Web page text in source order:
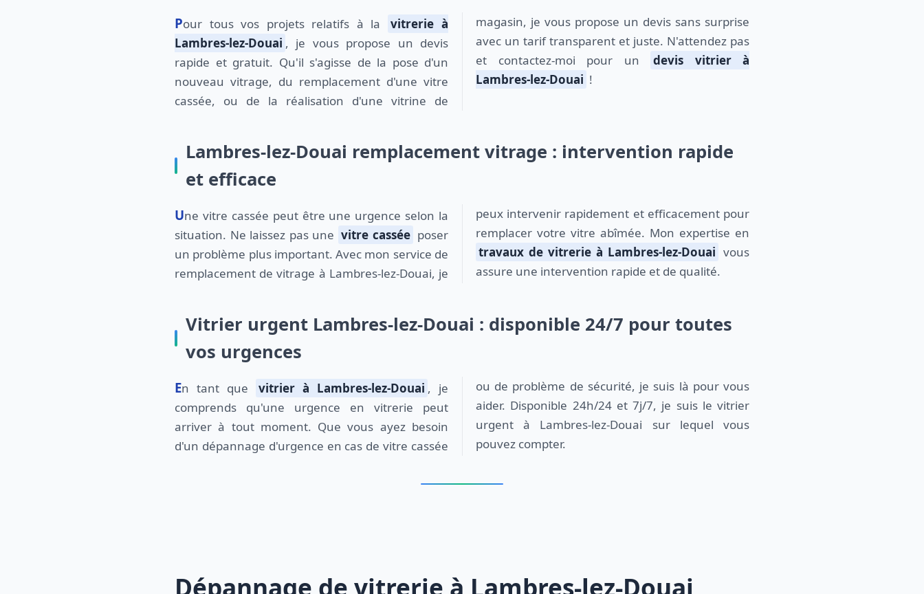
Pour tous vos projets relatifs à la
vitrerie à
Lambres-lez-Douai , je vous propose un devis
rapide et gratuit. Qu'il s'agisse de la pose d'un
nouveau vitrage, du remplacement d'une vitre
cassée, ou de la réalisation d'une vitrine de
magasin, je vous propose un devis sans surprise
avec un tarif transparent et juste. N'attendez pas
et contactez-moi pour un
devis vitrier à
Lambres-lez-Douai !
Lambres-lez-Douai remplacement vitrage : intervention rapide
et efficace
Une vitre cassée peut être une urgence selon la
situation. Ne laissez pas une vitre cassée poser
un problème plus important. Avec mon service de
remplacement de vitrage à Lambres-lez-Douai, je
peux intervenir rapidement et efficacement pour
remplacer votre vitre abîmée. Mon expertise en
travaux de vitrerie à Lambres-lez-Douai vous
assure une intervention rapide et de qualité.
Vitrier urgent Lambres-lez-Douai : disponible 24/7 pour toutes
vos urgences
En tant que vitrier à Lambres-lez-Douai , je
comprends qu'une urgence en vitrerie peut
arriver à tout moment. Que vous ayez besoin
d'un dépannage d'urgence en cas de vitre cassée
ou de problème de sécurité, je suis là pour vous
aider. Disponible 24h/24 et 7j/7, je suis le vitrier
urgent à Lambres-lez-Douai sur lequel vous
pouvez compter.
Dépannage de vitrerie à Lambres-lez-Douai